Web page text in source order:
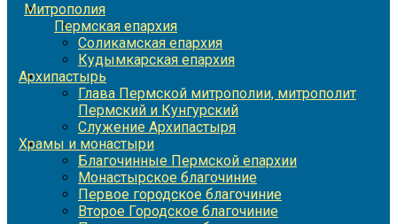
Митрополия
Пермская епархия
Соликамская епархия
Кудымкарская епархия
Архипастырь
Глава Пермской митрополии, митрополит
Пермский и Кунгурский
Служение Архипастыря
Храмы и монастыри
Благочинные Пермской епархии
Монастырское благочиние
Первое городское благочиние
Второе Городское благочиние